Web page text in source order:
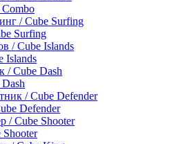
Surfing
Islands
Defender